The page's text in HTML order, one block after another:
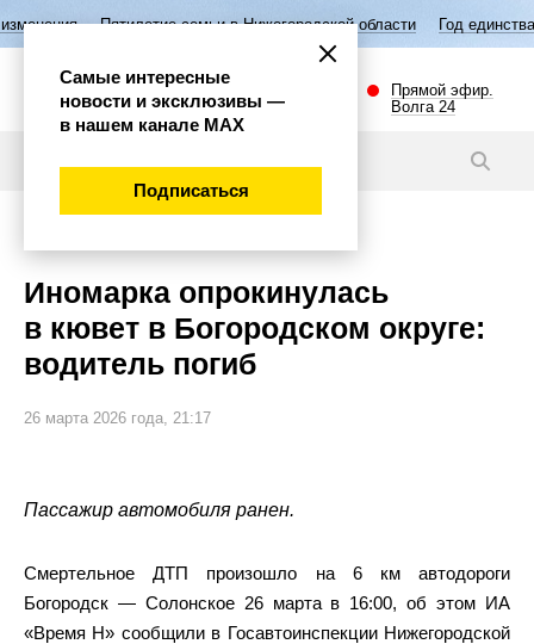
семьи в Нижегородской области Год единства народов России
Прямой эфир.
Волга 24
Иномарка опрокинулась
в кювет в Богородском округе:
водитель погиб
26 марта 2026 года, 21:17
Пассажир автомобиля ранен.
Смертельное ДТП произошло на 6 км автодороги
Богородск — Солонское 26 марта в 16:00, об этом ИА
«Время Н» сообщили в Госавтоинспекции Нижегородской
Самые интересные
новости и эксклюзивы —
в нашем канале МАХ
Подписаться